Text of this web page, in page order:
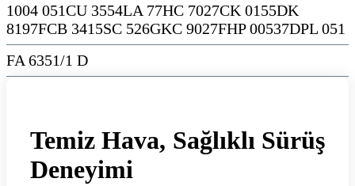
1004 051CU 3554LA 77HC 7027CK 0155DK
8197FCB 3415SC 526GKC 9027FHP 00537DPL 051
FA 6351/1 D
Temiz Hava, Sağlıklı Sürüş
Deneyimi